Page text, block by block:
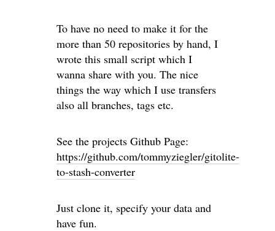
To have no need to make it for the
more than 50 repositories by hand, I
wrote this small script which I
wanna share with you. The nice
things the way which I use transfers
also all branches, tags etc.
See the projects Github Page:
https://github.com/tommyziegler/gitolite-
to-stash-converter
Just clone it, specify your data and
have fun.